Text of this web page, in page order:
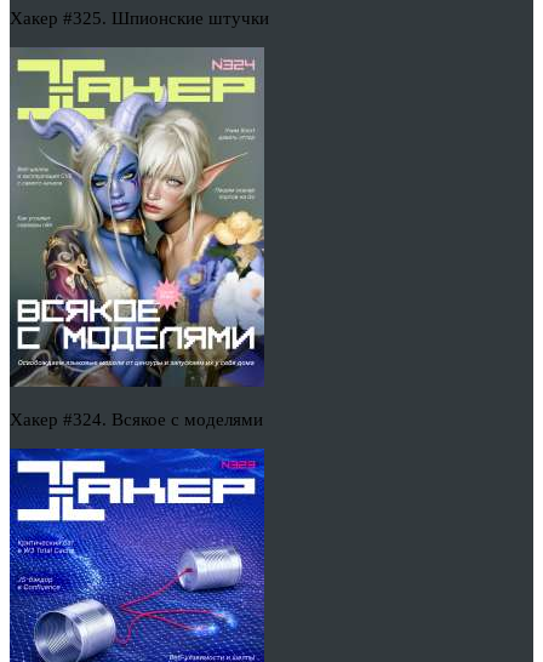
Хакер #325. Шпионские штучки
Хакер #324. Всякое с моделями